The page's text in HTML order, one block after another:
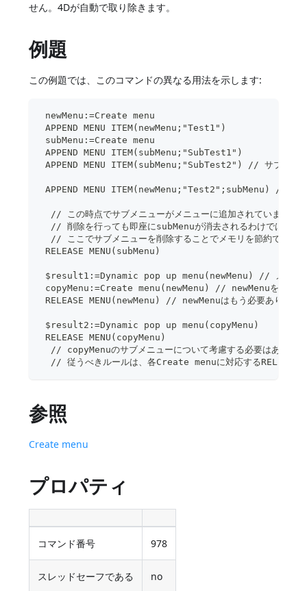
せん。4Dが自動で取り除きます。
例題
この例題では、このコマンドの異なる用法を示します:
newMenu:=Create menu
APPEND MENU ITEM(newMenu;"Test1")
subMenu:=Create menu
APPEND MENU ITEM(subMenu;"SubTest1")
APPEND MENU ITEM(subMenu;"SubTest2") // サブメニュ
APPEND MENU ITEM(newMenu;"Test2";subMenu) // メニ
// この時点でサブメニューがメニューに追加されています。
// 削除を行っても即座にsubMenuが消去されるわけではあり
// ここでサブメニューを削除することでメモリを節約できま
RELEASE MENU(subMenu)
$result1:=Dynamic pop up menu(newMenu) // メニュー
copyMenu:=Create menu(newMenu) // newMenuをコピー
RELEASE MENU(newMenu) // newMenuはもう必要ありませ
$result2:=Dynamic pop up menu(copyMenu)
RELEASE MENU(copyMenu)
// copyMenuのサブメニューについて考慮する必要はありま
// 従うべきルールは、各Create menuに対応するRELEASE
参照
Create menu
プロパティ
コマンド番号 978
スレッドセーフである no